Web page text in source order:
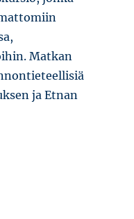
Matkan
ja Etnan